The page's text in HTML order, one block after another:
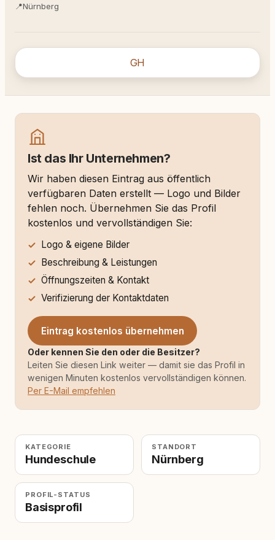
📍Nürnberg
GH
Ist das Ihr Unternehmen?
Wir haben diesen Eintrag aus öffentlich
verfügbaren Daten erstellt — Logo und Bilder
fehlen noch. Übernehmen Sie das Profil
kostenlos und vervollständigen Sie:
Logo & eigene Bilder
Beschreibung & Leistungen
Öffnungszeiten & Kontakt
Verifizierung der Kontaktdaten
Eintrag kostenlos übernehmen
Oder kennen Sie den oder die Besitzer?
Leiten Sie diesen Link weiter — damit sie das Profil in
wenigen Minuten kostenlos vervollständigen können.
Per E-Mail empfehlen
KATEGORIE
Hundeschule
STANDORT
Nürnberg
PROFIL-STATUS
Basisprofil